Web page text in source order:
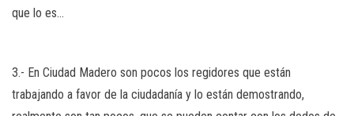
que lo es…
3.- En Ciudad Madero son pocos los regidores que están
trabajando a favor de la ciudadanía y lo están demostrando,